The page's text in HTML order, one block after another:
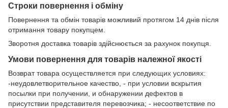
Строки повернення і обміну
Повернення та обмін товарів можливий протягом 14 днів після
отримання товару покупцем.
Зворотня доставка товарів здійснюється за рахунок покупця.
Умови повернення для товарів належної якості
Возврат товара осуществляется при следующих условиях:
-неудовлетворительное качество, - при условии вскрытия
посылки при получении, и обнаружении дефектов в
присутствии представителя перевозчика; - несоответствие по